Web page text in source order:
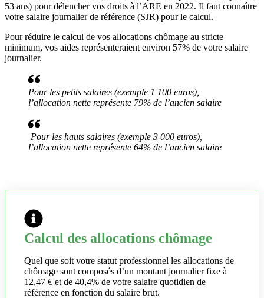
53 ans) pour délencher vos droits à l’ARE en 2022. Il faut connaître
votre salaire journalier de référence (SJR) pour le calcul.
Pour réduire le calcul de vos allocations chômage au stricte
minimum, vos aides représenteraient environ 57% de votre salaire
journalier.
Pour les petits salaires (exemple 1 100 euros),
l’allocation nette représente 79% de l’ancien salaire
Pour les hauts salaires (exemple 3 000 euros),
l’allocation nette représente 64% de l’ancien salaire
Calcul des allocations chômage
Quel que soit votre statut professionnel les allocations de
chômage sont composés d’un montant journalier fixe à
12,47 € et de 40,4% de votre salaire quotidien de
référence en fonction du salaire brut.